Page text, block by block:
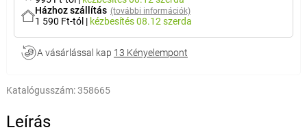
Házhoz szállítás (további információk)
1 590 Ft-tól | kézbesítés08.12 szerda
A vásárlással kap 13 Kényelempont
Katalógusszám:358665
Leírás